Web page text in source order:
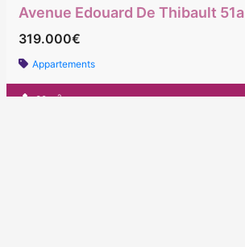
Avenue Edouard De Thibault 51a
319.000€
Appartements
89 m2